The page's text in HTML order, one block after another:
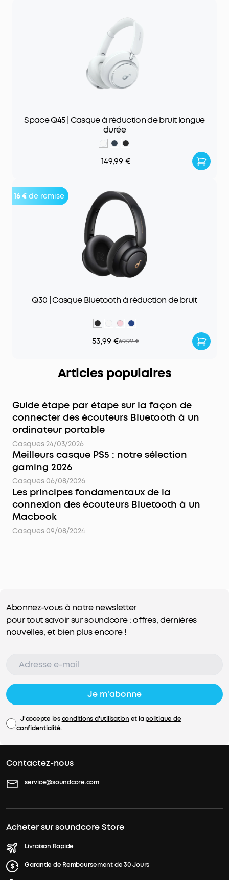
Space Q45 | Casque à réduction de bruit longue
durée
149,99 €
16 € de remise
Q30 | Casque Bluetooth à réduction de bruit
53,99 €69,99 €
Articles populaires
Guide étape par étape sur la façon de
connecter des écouteurs Bluetooth à un
ordinateur portable
Casques·24/03/2026
Meilleurs casque PS5 : notre sélection
gaming 2026
Casques·06/08/2026
Les principes fondamentaux de la
connexion des écouteurs Bluetooth à un
Macbook
Casques·09/08/2024
Abonnez-vous à notre newsletter
pour tout savoir sur soundcore : offres, dernières
nouvelles, et bien plus encore !
Je m'abonne
J'accepte lesconditions d'utilisation et lapolitique de
confidentialité.
Contactez-nous
service@soundcore.com
Acheter sur soundcore Store
Livraison Rapide
Garantie de Remboursement de 30 Jours